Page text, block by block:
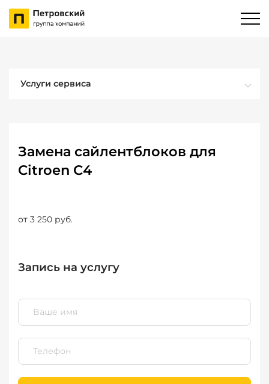
Услуги сервиса
Замена сайлентблоков для
Citroen C4
от 3 250 руб.
Запись на услугу